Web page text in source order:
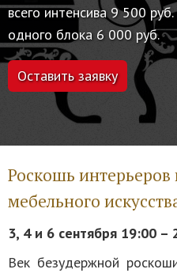
всего интенсива 9 500 руб.
одного блока 6 000 руб.
Оставить заявку
Роскошь
мебельного
3, 4 и 6 сентября 19:00 –
Век безудержной